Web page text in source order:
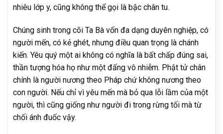
nhiêu lớp y, cũng không thể gọi là bậc chân tu.
Chúng sinh trong cõi Ta Bà vốn đa dạng duyên nghiệp, có
người mến, có kẻ ghét, nhưng điều quan trọng là chánh
kiến. Yêu quý một ai không có nghĩa là bất chấp đúng sai,
thần tượng hóa họ như một đấng vô nhiễm. Phật tử chân
chính là người nương theo Pháp chứ không nương theo
con người. Nếu chỉ vì yêu mến mà bỏ qua lỗi lầm của một
người, thì cũng giống như người đi trong rừng tối mà từ
chối ánh đuốc vậy.